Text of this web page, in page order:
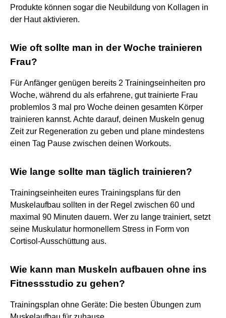
Produkte können sogar die Neubildung von Kollagen in
der Haut aktivieren.
Wie oft sollte man in der Woche trainieren
Frau?
Für Anfänger genügen bereits 2 Trainingseinheiten pro
Woche, während du als erfahrene, gut trainierte Frau
problemlos 3 mal pro Woche deinen gesamten Körper
trainieren kannst. Achte darauf, deinen Muskeln genug
Zeit zur Regeneration zu geben und plane mindestens
einen Tag Pause zwischen deinen Workouts.
Wie lange sollte man täglich trainieren?
Trainingseinheiten eures Trainingsplans für den
Muskelaufbau sollten in der Regel zwischen 60 und
maximal 90 Minuten dauern. Wer zu lange trainiert, setzt
seine Muskulatur hormonellem Stress in Form von
Cortisol-Ausschüttung aus.
Wie kann man Muskeln aufbauen ohne ins
Fitnessstudio zu gehen?
Trainingsplan ohne Geräte: Die besten Übungen zum